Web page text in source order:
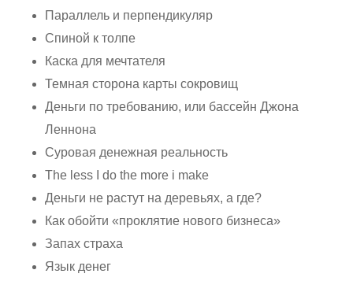
Параллель и перпендикуляр
Спиной к толпе
Каска для мечтателя
Темная сторона карты сокровищ
Деньги по требованию, или бассейн Джона
Леннона
Суровая денежная реальность
The less I do the more i make
Деньги не растут на деревьях, а где?
Как обойти «проклятие нового бизнеса»
Запах страха
Язык денег